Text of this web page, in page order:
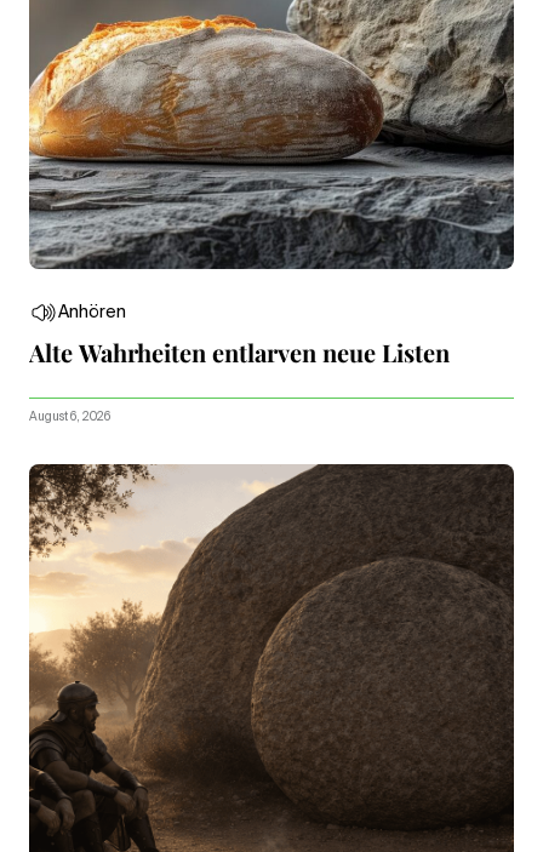
Anhören
Alte Wahrheiten entlarven neue Listen
August 6, 2026